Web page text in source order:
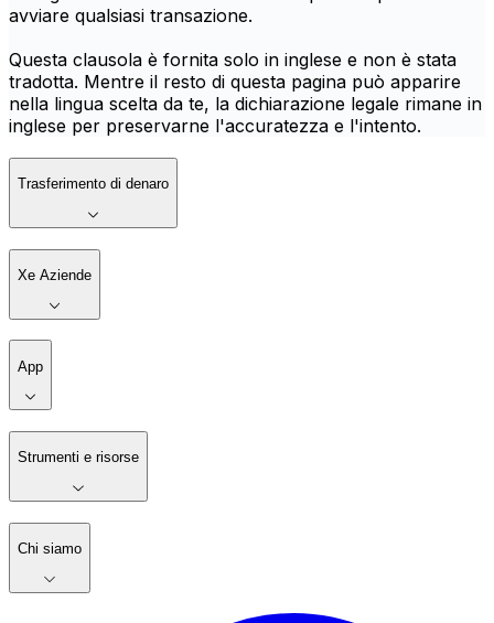
avviare qualsiasi transazione.
Questa clausola è fornita solo in inglese e non è stata
tradotta. Mentre il resto di questa pagina può apparire
nella lingua scelta da te, la dichiarazione legale rimane in
inglese per preservarne l'accuratezza e l'intento.
Trasferimento di denaro
Xe Aziende
App
Strumenti e risorse
Chi siamo